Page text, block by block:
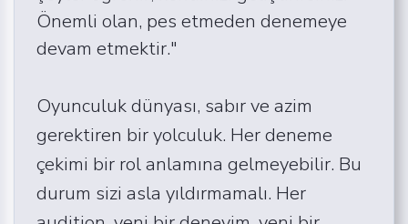
Önemli olan, pes etmeden denemeye
devam etmektir."
Oyunculuk dünyası, sabır ve azim
gerektiren bir yolculuk. Her deneme
çekimi bir rol anlamına gelmeyebilir. Bu
durum sizi asla yıldırmamalı. Her